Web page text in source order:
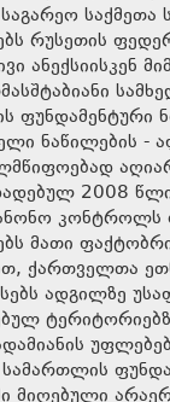
რუსეთის
ანექსიისკენ
ნაწილების -
2008
მათი
ქართველთა
ადგილზე